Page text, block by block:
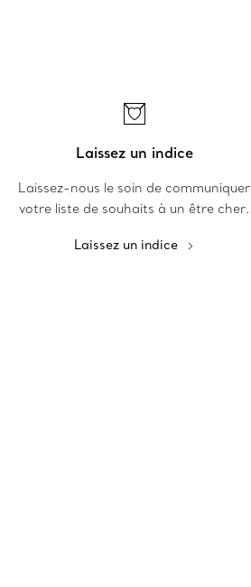
Laissez un indice
Laissez-nous le soin de communiquer
votre liste de souhaits à un être cher.
Laissez un indice